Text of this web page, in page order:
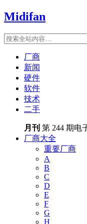
Midifan
厂商
新闻
硬件
软件
技术
二手
月刊 第 244 期电
厂商大全
重要厂商
A
B
C
D
E
F
G
H